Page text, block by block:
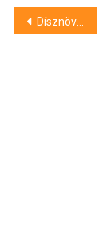
Bejegyzés
Dísznövényektől a páncélszekrényig mindent vittek a kecskeméti bűnbanda tagjai, letartóztatásukat indítványozták